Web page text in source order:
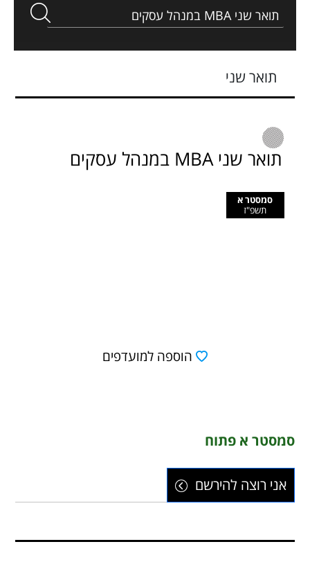
תואר שני
תואר שני MBA במנהל עסקים
סמסטר א
תשפ"ז
הוספה למועדפים
סמסטר א פתוח
אני רוצה להירשם